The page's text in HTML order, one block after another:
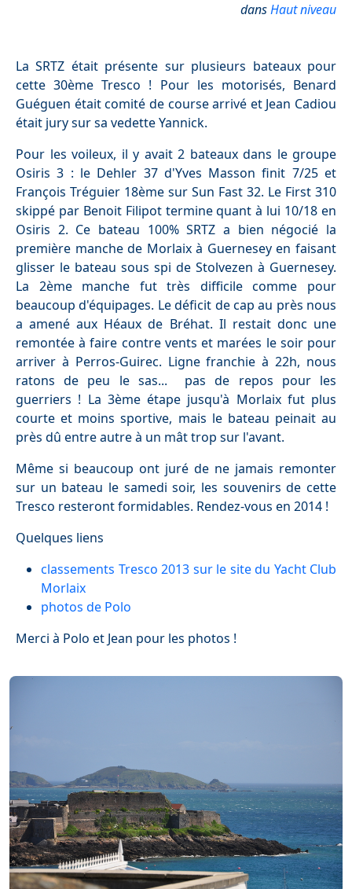
dansHaut niveau
La SRTZ était présente sur plusieurs bateaux pour
cette 30ème Tresco ! Pour les motorisés, Benard
Guéguen était comité de course arrivé et Jean Cadiou
était jury sur sa vedette Yannick.
Pour les voileux, il y avait 2 bateaux dans le groupe
Osiris 3 : le Dehler 37 d'Yves Masson finit 7/25 et
François Tréguier 18ème sur Sun Fast 32. Le First 310
skippé par Benoit Filipot termine quant à lui 10/18 en
Osiris 2. Ce bateau 100% SRTZ a bien négocié la
première manche de Morlaix à Guernesey en faisant
glisser le bateau sous spi de Stolvezen à Guernesey.
La 2ème manche fut très difficile comme pour
beaucoup d'équipages. Le déficit de cap au près nous
a amené aux Héaux de Bréhat. Il restait donc une
remontée à faire contre vents et marées le soir pour
arriver à Perros-Guirec. Ligne franchie à 22h, nous
ratons de peu le sas... pas de repos pour les
guerriers ! La 3ème étape jusqu'à Morlaix fut plus
courte et moins sportive, mais le bateau peinait au
près dû entre autre à un mât trop sur l'avant.
Même si beaucoup ont juré de ne jamais remonter
sur un bateau le samedi soir, les souvenirs de cette
Tresco resteront formidables. Rendez-vous en 2014 !
Quelques liens
classements Tresco 2013 sur le site du Yacht Club
Morlaix
photos de Polo
Merci à Polo et Jean pour les photos !